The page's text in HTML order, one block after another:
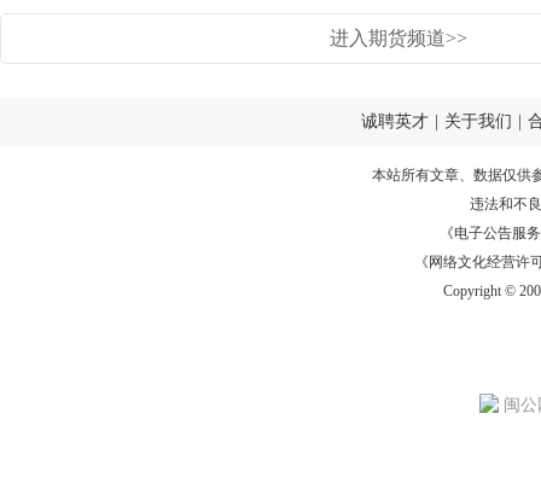
进入期货频道>>
诚聘英才 关于我们
本站所有文章、数据仅供
违法和不
《电子公告服务
《网络文化经营许
Copyright ©
闽公